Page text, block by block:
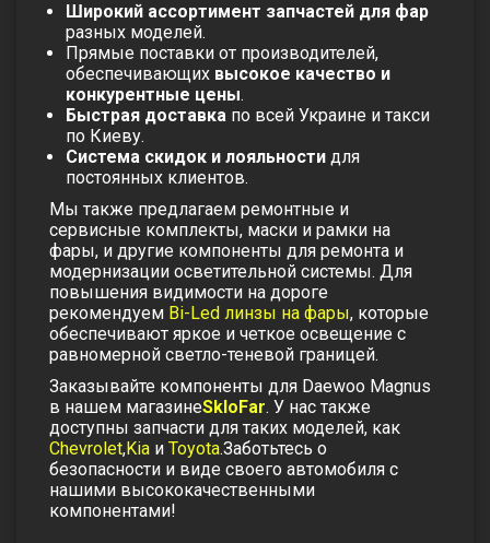
Широкий ассортимент запчастей для фар
разных моделей.
Прямые поставки от производителей,
обеспечивающих высокое качество и
конкурентные цены.
Быстрая доставка по всей Украине и такси
по Киеву.
Система скидок и лояльности для
постоянных клиентов.
Мы также предлагаем ремонтные и
сервисные комплекты, маски и рамки на
фары, и другие компоненты для ремонта и
модернизации осветительной системы. Для
повышения видимости на дороге
рекомендуем Bi-Led линзы на фары, которые
обеспечивают яркое и четкое освещение с
равномерной светло-теневой границей.
Заказывайте компоненты для Daewoo Magnus
в нашем магазинеSkloFar. У нас также
доступны запчасти для таких моделей, как
Chevrolet,Kia и Toyota.Заботьтесь о
безопасности и виде своего автомобиля с
нашими высококачественными
компонентами!